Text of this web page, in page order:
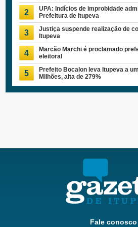
2
UPA: Indícios de improbidade
Prefeitura de Itupeva
3
Justiça suspende realização de
Itupeva
4
Marcão Marchi é proclamado
eleitoral
5
Prefeito Bocalon leva Itupeva a
Milhões, alta de 279%
Fale conosco